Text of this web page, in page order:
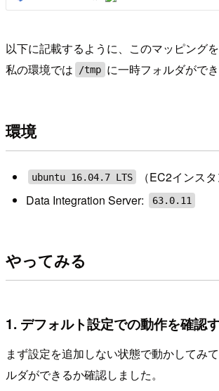
以下に記載するように、このマッピングを
私の環境では
/tmp に一時フォルダができ
環境
ubuntu 16.04.7 LTS
（EC2インスタ
Data Integration Server:
63.0.11
やってみる
1. デフォルト設定での動作を確認
まず設定を追加しない状態で動かしてみ
ルダができるか確認しました。